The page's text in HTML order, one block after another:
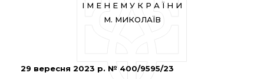
І М Е Н Е М У К Р А Ї Н И
М. МИКОЛАЇВ
29 вересня 2023 р. № 400/9595/23